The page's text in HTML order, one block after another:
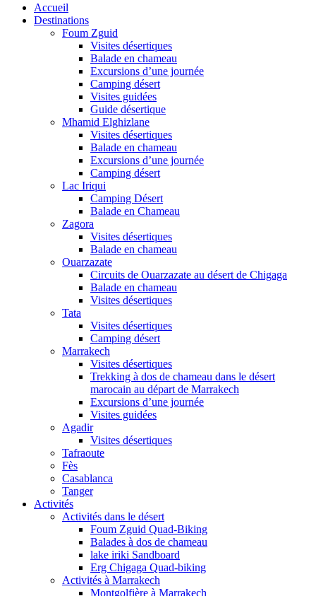
Accueil
Destinations
Foum Zguid
Visites désertiques
Balade en chameau
Excursions d’une journée
Camping désert
Visites guidées
Guide désertique
Mhamid Elghizlane
Visites désertiques
Balade en chameau
Excursions d’une journée
Camping désert
Lac Iriqui
Camping Désert
Balade en Chameau
Zagora
Visites désertiques
Balade en chameau
Ouarzazate
Circuits de Ouarzazate au désert de Chigaga
Balade en chameau
Visites désertiques
Tata
Visites désertiques
Camping désert
Marrakech
Visites désertiques
Trekking à dos de chameau dans le désert
marocain au départ de Marrakech
Excursions d’une journée
Visites guidées
Agadir
Visites désertiques
Tafraoute
Fès
Casablanca
Tanger
Activités
Activités dans le désert
Foum Zguid Quad-Biking
Balades à dos de chameau
lake iriki Sandboard
Erg Chigaga Quad-biking
Activités à Marrakech
Montgolfière à Marrakech